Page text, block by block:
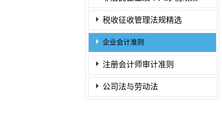
税收征收管理法规精选
企业会计准则
注册会计师审计准则
公司法与劳动法